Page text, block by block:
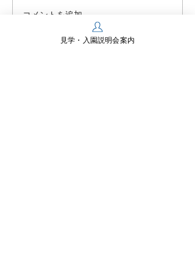
お泊まり保育 NO.3🏖
コメントを追加…
見学・入園説明会案内